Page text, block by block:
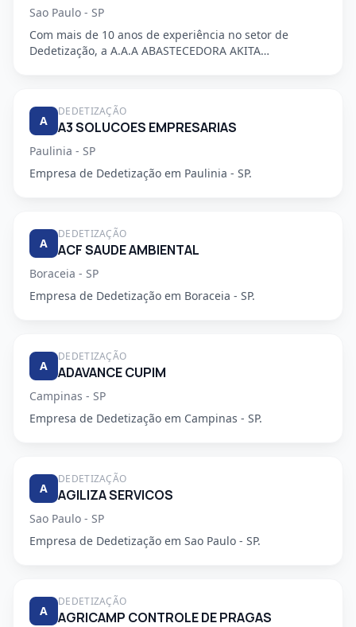
Sao Paulo - SP
Com mais de 10 anos de experiência no setor de
Dedetização, a A.A.A ABASTECEDORA AKITA
A
DEDETIZAÇÃO
A3 SOLUCOES EMPRESARIAS
Paulinia - SP
Empresa de Dedetização em Paulinia - SP.
A
DEDETIZAÇÃO
ACF SAUDE AMBIENTAL
Boraceia - SP
Empresa de Dedetização em Boraceia - SP.
A
DEDETIZAÇÃO
ADAVANCE CUPIM
Campinas - SP
Empresa de Dedetização em Campinas - SP.
A
DEDETIZAÇÃO
AGILIZA SERVICOS
Sao Paulo - SP
Empresa de Dedetização em Sao Paulo - SP.
A
DEDETIZAÇÃO
AGRICAMP CONTROLE DE PRAGAS